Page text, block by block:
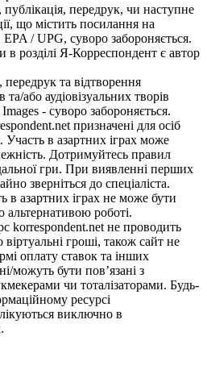
передрук, чи наступне
що містить посилання на
/ UPG, суворо забороняється.
в розділі Я-Корреспондент є автор
та відтворення
або аудіовізуальних творів
- суворо забороняється.
призначені для осіб
в азартних іграх може
Дотримуйтесь правил
гри. При виявленні перших
зверніться до спеціаліста.
в азартних іграх не може бути
альтернативою роботі.
korrespondent.net не проводить
віртуальні гроші, також сайт не
оплату ставок та інших
можуть бути пов’язані з
чи тоталізаторами. Будь-
ресурсі
виключно в